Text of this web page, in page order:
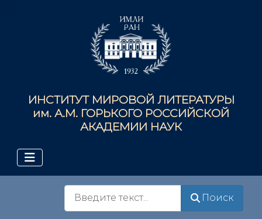
ИНСТИТУТ МИРОВОЙ ЛИТЕРАТУРЫ
им. А.М. ГОРЬКОГО РОССИЙСКОЙ
АКАДЕМИИ НАУК
Поиск